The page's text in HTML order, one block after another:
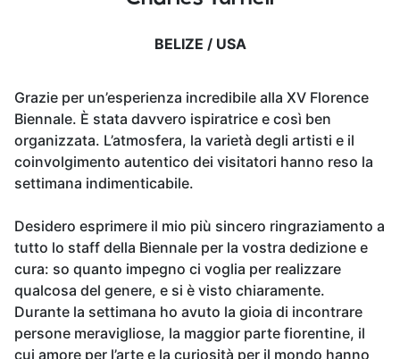
BELIZE / USA
Grazie per un’esperienza incredibile alla XV Florence
Biennale. È stata davvero ispiratrice e così ben
organizzata. L’atmosfera, la varietà degli artisti e il
coinvolgimento autentico dei visitatori hanno reso la
settimana indimenticabile.
Desidero esprimere il mio più sincero ringraziamento a
tutto lo staff della Biennale per la vostra dedizione e
cura: so quanto impegno ci voglia per realizzare
qualcosa del genere, e si è visto chiaramente.
Durante la settimana ho avuto la gioia di incontrare
persone meravigliose, la maggior parte fiorentine, il
cui amore per l’arte e la curiosità per il mondo hanno